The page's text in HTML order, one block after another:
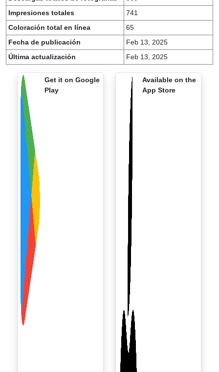
Impresiones totales
741
Coloración total en línea
65
Fecha de publicación
Feb 13, 2025
Última actualización
Feb 13, 2025
Get it on Google
Play
Available on the
App Store